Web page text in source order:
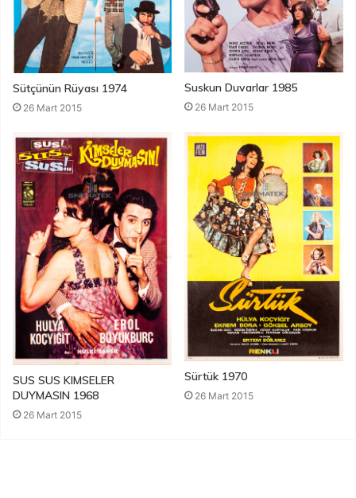
Sütçünün Rüyası 1974
26 Mart 2015
Suskun Duvarlar 1985
26 Mart 2015
SUS SUS KIMSELER
DUYMASIN 1968
26 Mart 2015
Sürtük 1970
26 Mart 2015